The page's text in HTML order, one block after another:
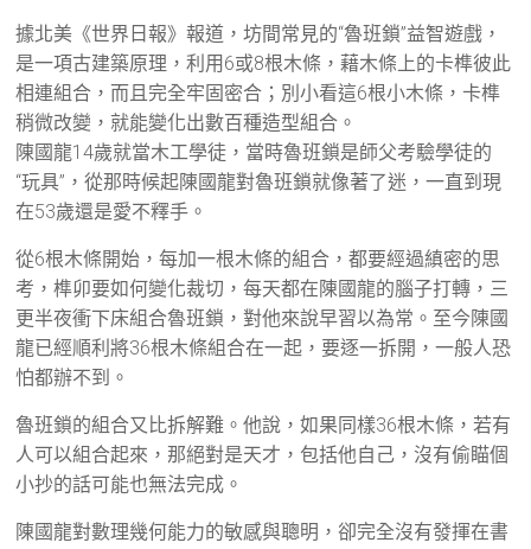
據北美《世界日報》報道，坊間常見的“魯班鎖”益智遊戲，
是一項古建築原理，利用6或8根木條，藉木條上的卡榫彼此
相連組合，而且完全牢固密合；別小看這6根小木條，卡榫
稍微改變，就能變化出數百種造型組合。
陳國龍14歲就當木工學徒，當時魯班鎖是師父考驗學徒的
“玩具”，從那時候起陳國龍對魯班鎖就像著了迷，一直到現
在53歲還是愛不釋手。
從6根木條開始，每加一根木條的組合，都要經過縝密的思
考，榫卯要如何變化裁切，每天都在陳國龍的腦子打轉，三
更半夜衝下床組合魯班鎖，對他來說早習以為常。至今陳國
龍已經順利將36根木條組合在一起，要逐一拆開，一般人恐
怕都辦不到。
魯班鎖的組合又比拆解難。他說，如果同樣36根木條，若有
人可以組合起來，那絕對是天才，包括他自己，沒有偷瞄個
小抄的話可能也無法完成。
陳國龍對數理幾何能力的敏感與聰明，卻完全沒有發揮在書